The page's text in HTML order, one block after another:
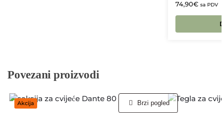
74,90€ sa PDV
Povezani proizvodi
Akcija Brzi pogled